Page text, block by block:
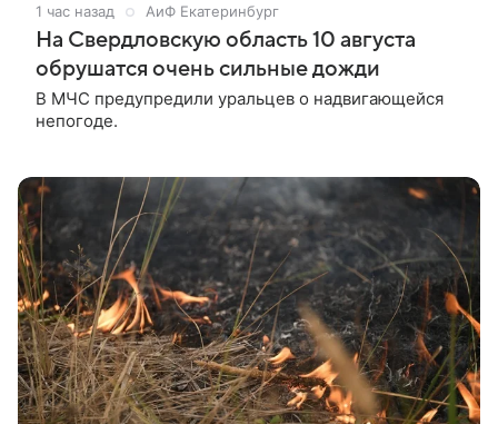
1 час назад АиФ Екатеринбург
На Свердловскую область 10 августа
обрушатся очень сильные дожди
В МЧС предупредили уральцев о надвигающейся
непогоде.